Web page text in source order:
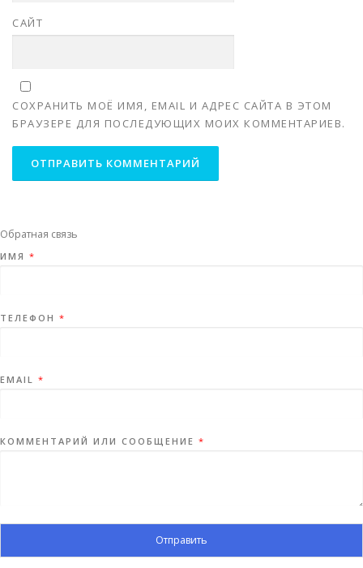
САЙТ
СОХРАНИТЬ МОЁ ИМЯ, EMAIL И АДРЕС САЙТА В ЭТОМ
БРАУЗЕРЕ ДЛЯ ПОСЛЕДУЮЩИХ МОИХ КОММЕНТАРИЕВ.
Обратная связь
ИМЯ *
ТЕЛЕФОН *
EMAIL *
КОММЕНТАРИЙ ИЛИ СООБЩЕНИЕ *
Отправить